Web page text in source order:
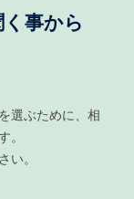
事から
選ぶために、相
。
い。